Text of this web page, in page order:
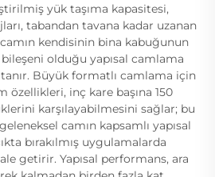
yük taşıma kapasitesi,
tabandan tavana kadar uzanan
kendisinin bina kabuğunun
olduğu yapısal camlama
Büyük formatlı camlama için
özellikleri, inç kare başına 150
karşılayabilmesini sağlar; bu
camın kapsamlı yapısal
bırakılmış uygulamalarda
getirir. Yapısal performans, ara